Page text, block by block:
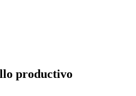
productivo